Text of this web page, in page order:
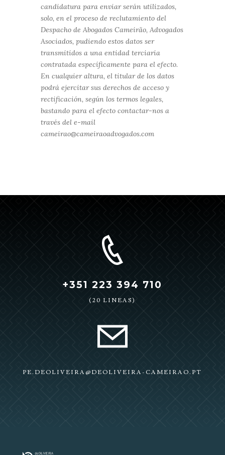
candidatura para enviar serán utilizados,
solo, en el proceso de reclutamiento del
Despacho de Abogados Cameirão, Advogados
Asociados, pudiendo estos datos ser
transmitidos a una entidad terciaria
contratada específicamente para el efecto.
En cualquier altura, el titular de los datos
podrá ejercitar sus derechos de acceso y
rectificación, según los termos legales,
bastando para el efecto contactar-nos a
través del e-mail
cameirao@cameiraoadvogados.com
+351 223 394 710
(20 LINEAS)
PE.DEOLIVEIRA@DEOLIVEIRA-CAMEIRAO.PT